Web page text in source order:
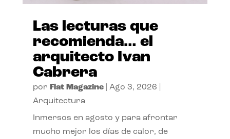
Las lecturas que
recomienda… el
arquitecto Ivan
Cabrera
por Flat Magazine| Ago 3, 2026
Arquitectura
Inmersos en agosto y para afrontar
mucho mejor los días de calor, de